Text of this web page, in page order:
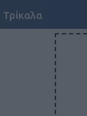
Τρίκαλα